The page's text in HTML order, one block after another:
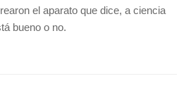
el aparato que dice, a ciencia
bueno o no.